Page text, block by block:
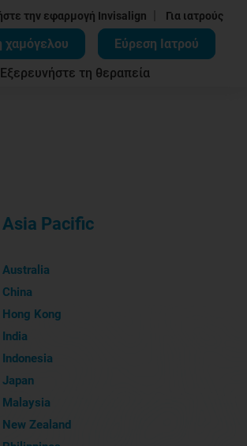
την εφαρμογή Invisalign Για ιατρούς
χαμόγελου
Εύρεση Ιατρού
Εξερευνήστε τη θεραπεία
Asia Pacific
Australia
China
Hong Kong
India
Indonesia
Japan
Malaysia
New Zealand